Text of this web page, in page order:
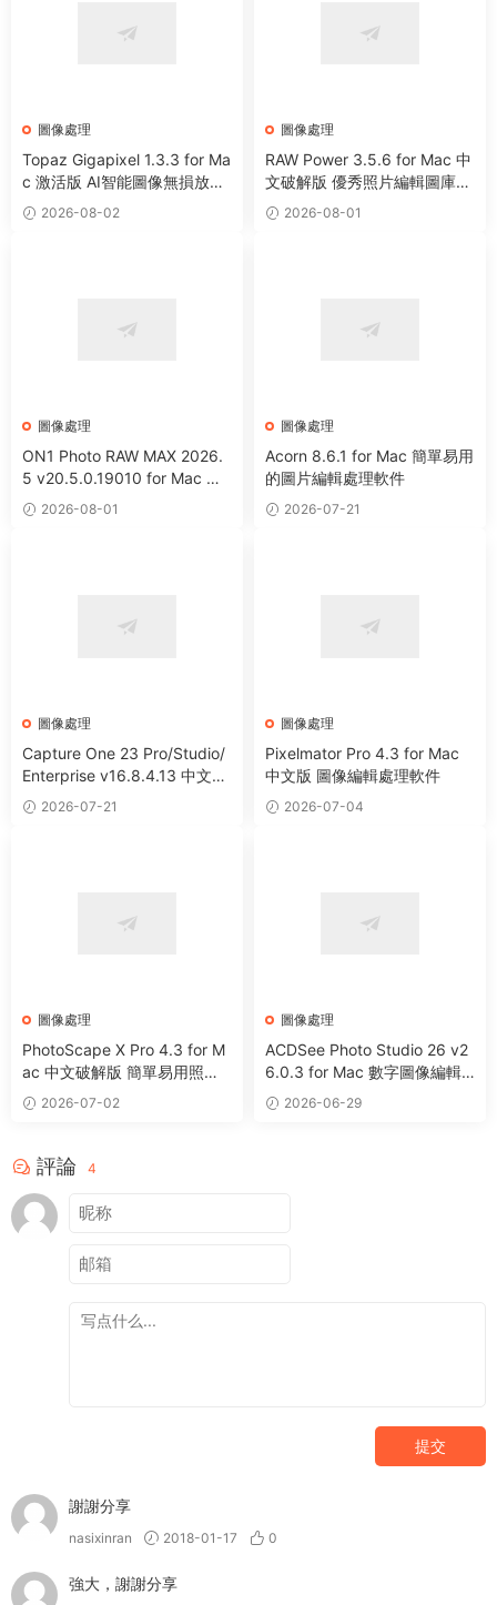
圖像處理
Topaz Gigapixel 1.3.3 for Ma
c 激活版 AI智能圖像無損放大
工具2026-08-02
圖像處理
RAW Power 3.5.6 for Mac 中
文破解版 優秀照片編輯圖庫管
理工具
2026-08-01
圖像處理
ON1 Photo RAW MAX 2026.
5 v20.5.0.19010 for Mac 中
文版 強大HDR照片創建處理軟
件
2026-08-01
圖像處理
Acorn 8.6.1 for Mac 簡單易用
的圖片編輯處理軟件
2026-07-21
圖像處理
Capture One 23 Pro/Studio/
Enterprise v16.8.4.13 中文破
解版 RAW文件轉換圖像編輯軟
件
2026-07-21
圖像處理
Pixelmator Pro 4.3 for Mac
中文版 圖像編輯處理軟件
2026-07-04
圖像處理
PhotoScape X Pro 4.3 for M
ac 中文破解版 簡單易用照片
編輯器
2026-07-02
圖像處理
ACDSee Photo Studio 26 v2
6.0.3 for Mac 數字圖像編輯
處理軟件
2026-06-29
評論 4
提交
謝謝分享
nasixinran 2018-01-17 0
強大，謝謝分享